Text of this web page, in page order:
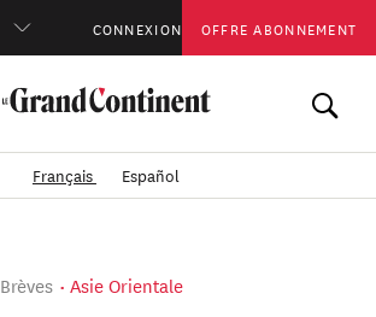
CONNEXION OFFRE ABONNEMENT
Français Español
Brèves Asie Orientale